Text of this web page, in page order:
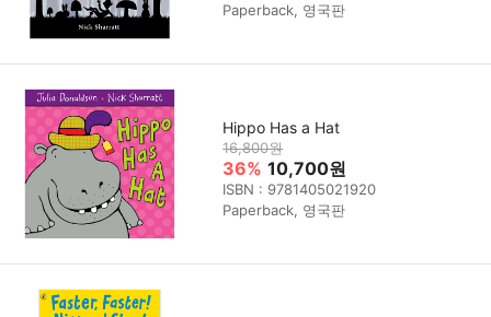
Paperback, 영국판
Hippo Has a Hat
16,800원
36% 10,700원
ISBN : 9781405021920
Paperback, 영국판